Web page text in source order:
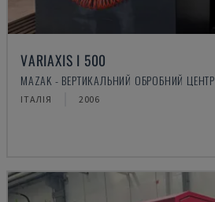
VARIAXIS I 500
MAZAK - ВЕРТИКАЛЬНИЙ ОБРОБНИЙ ЦЕНТР
ІТАЛІЯ 2006